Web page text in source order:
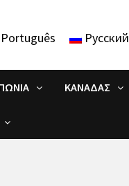
Português Русский
ΚΑΝΑΔΆΣ